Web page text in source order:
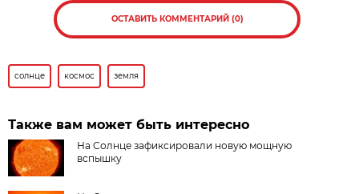
ОСТАВИТЬ КОММЕНТАРИЙ (0)
солнце космос земля
Также вам может быть интересно
На Солнце зафиксировали новую мощную
вспышку